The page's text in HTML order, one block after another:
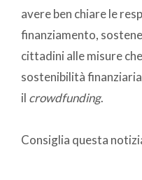
avere ben chiare le
finanziamento,
cittadini alle misure
sostenibilità
il crowdfunding.
Consiglia questa